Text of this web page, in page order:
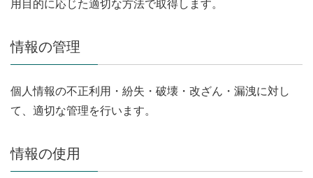
用目的に応じた適切な方法で取得します。
情報の管理
個人情報の不正利用・紛失・破壊・改ざん・漏洩に対し
て、適切な管理を行います。
情報の使用